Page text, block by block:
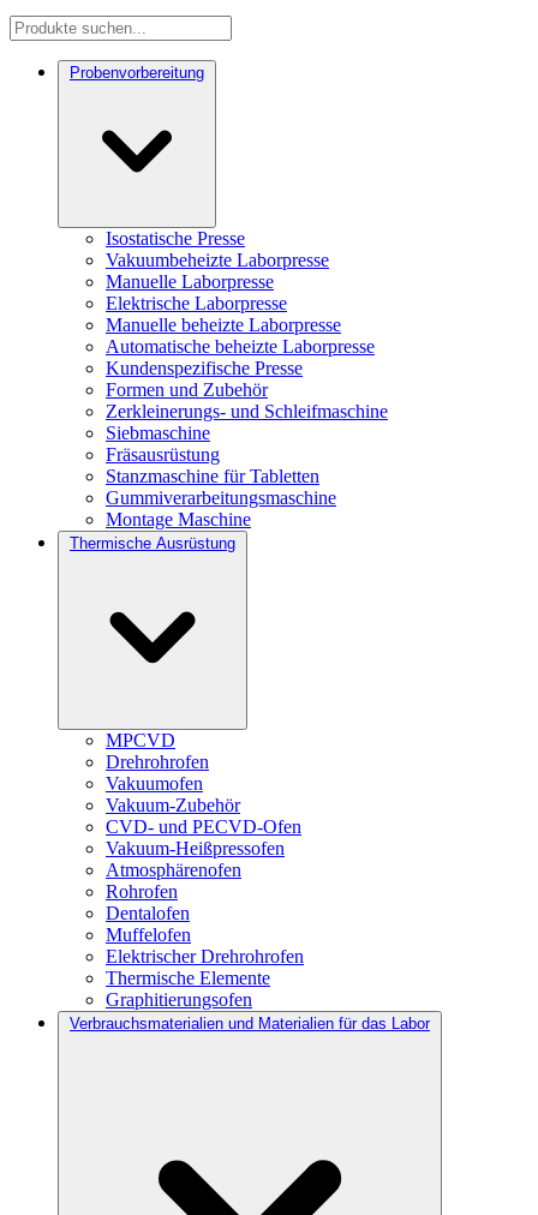
Probenvorbereitung
Isostatische Presse
Vakuumbeheizte Laborpresse
Manuelle Laborpresse
Elektrische Laborpresse
Manuelle beheizte Laborpresse
Automatische beheizte Laborpresse
Kundenspezifische Presse
Formen und Zubehör
Zerkleinerungs- und Schleifmaschine
Siebmaschine
Fräsausrüstung
Stanzmaschine für Tabletten
Gummiverarbeitungsmaschine
Montage Maschine
Thermische Ausrüstung
MPCVD
Drehrohrofen
Vakuumofen
Vakuum-Zubehör
CVD- und PECVD-Ofen
Vakuum-Heißpressofen
Atmosphärenofen
Rohrofen
Dentalofen
Muffelofen
Elektrischer Drehrohrofen
Thermische Elemente
Graphitierungsofen
Verbrauchsmaterialien und Materialien für das Labor